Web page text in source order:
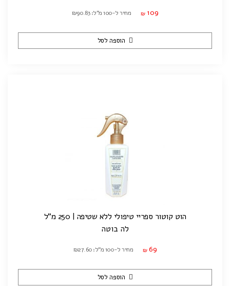
₪ 109 מחיר ל-100 מ"ל: ₪90.83
הוספה לסל
הוט קוטור ספריי טיפולי ללא שטיפה | 250 מ"ל
לה בוטה
₪ 69 מחיר ל-100 מ"ל: ₪27.60
הוספה לסל